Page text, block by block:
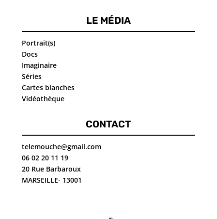
LE MÉDIA
Portrait(s)
Docs
Imaginaire
Séries
Cartes blanches
Vidéothèque
CONTACT
telemouche@gmail.com
06 02 20 11 19
20 Rue Barbaroux
MARSEILLE- 13001